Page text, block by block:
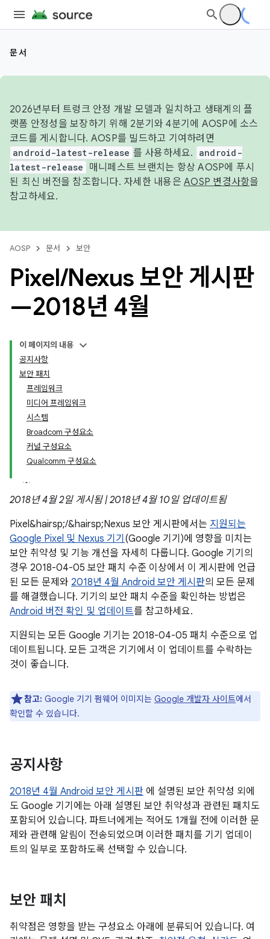
문서
2026년부터 트렁크 안정 개발 모델과 일치하고 생태계의 플
랫폼 안정성을 보장하기 위해 2분기와 4분기에 AOSP에 소스
코드를 게시합니다. AOSP를 빌드하고 기여하려면
android-latest-release 를 사용하세요.
android-
latest-release
매니페스트 브랜치는 항상 AOSP에 푸시
된 최신 버전을 참조합니다. 자세한 내용은 AOSP 변경사항을
참고하세요.
AOSP 문서 보안
Pixel/Nexus 보안 게시판
—2018년 4월
이 페이지의 내용
공지사항
보안 패치
프레임워크
미디어 프레임워크
시스템
Broadcom 구성요소
커널 구성요소
Qualcomm 구성요소
2018년 4월 2일 게시됨 | 2018년 4월 10일 업데이트됨
Pixel&hairsp;/&hairsp;Nexus 보안 게시판에서는 지원되는
Google Pixel 및 Nexus 기기 (Google 기기)에 영향을 미치는
보안 취약성 및 기능 개선을 자세히 다룹니다. Google 기기의
경우 2018-04-05 보안 패치 수준 이상에서 이 게시판에 언급
된 모든 문제와 2018년 4월 Android 보안 게시판의 모든 문제
를 해결했습니다. 기기의 보안 패치 수준을 확인하는 방법은
Android 버전 확인 및 업데이트를 참고하세요.
지원되는 모든 Google 기기는 2018-04-05 패치 수준으로 업
데이트됩니다. 모든 고객은 기기에서 이 업데이트를 수락하는
것이 좋습니다.
참고: Google 기기 펌웨어 이미지는 Google 개발자 사이트에서
확인할 수 있습니다.
공지사항
2018년 4월 Android 보안 게시판 에 설명된 보안 취약성 외에
도 Google 기기에는 아래 설명된 보안 취약성과 관련된 패치도
포함되어 있습니다. 파트너에게는 적어도 1개월 전에 이러한 문
제와 관련해 알림이 전송되었으며 이러한 패치를 기기 업데이
트의 일부로 포함하도록 선택할 수 있습니다.
보안 패치
취약점은 영향을 받는 구성요소 아래에 분류되어 있습니다. 여